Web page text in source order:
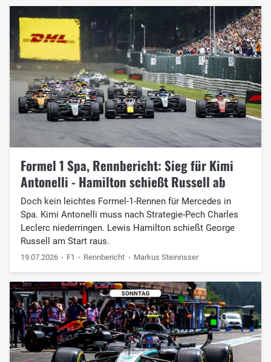
Formel 1 Spa, Rennbericht: Sieg für Kimi
Antonelli - Hamilton schießt Russell ab
Doch kein leichtes Formel-1-Rennen für Mercedes in
Spa. Kimi Antonelli muss nach Strategie-Pech Charles
Leclerc niederringen. Lewis Hamilton schießt George
Russell am Start raus.
19.07.2026 F1 Rennbericht Markus Steinrisser